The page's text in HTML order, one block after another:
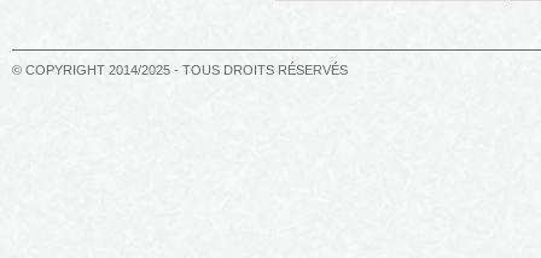
© COPYRIGHT 2014/2025 - TOUS DROITS RÉSERVÉS